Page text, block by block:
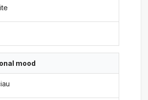
mood